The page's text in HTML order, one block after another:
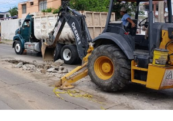
atender incidencias que de otra
pendientes.
ha permitido avanzar de
la atención de las necesidades
del rezago acumulado,
a reportes anteriores y sumándolos
conforme a las condiciones